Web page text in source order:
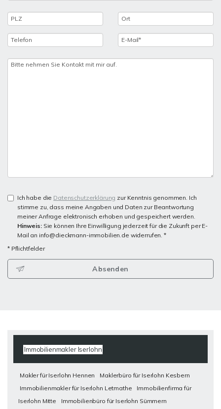
Ich habe die Datenschutzerklärung zur Kenntnis genommen. Ich
stimme zu, dass meine Angaben und Daten zur Beantwortung
meiner Anfrage elektronisch erhoben und gespeichert werden.
Hinweis:Sie können Ihre Einwilligung jederzeit für die Zukunft per E-
Mail an info@dieckmann-immobilien.de widerrufen. *
* Pflichtfelder
Absenden
Immobilienmakler Iserlohn
Makler für Iserlohn Hennen
Maklerbüro für Iserlohn Kesbern
Immobilienmakler für Iserlohn Letmathe
Immobilienfirma für
Iserlohn Mitte
Immobilienbüro für Iserlohn Sümmern